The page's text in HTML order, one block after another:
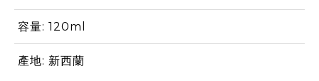
容量: 120ml
產地: 新西蘭